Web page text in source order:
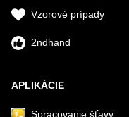
Vzorové prípady
2ndhand
APLIKÁCIE
Spracovanie šťavy